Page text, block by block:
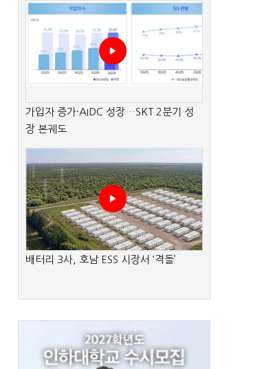
가입자 증가·AIDC 성장…SKT 2분기 성
장 본궤도
배터리 3사, 호남 ESS 시장서 ‘격돌’